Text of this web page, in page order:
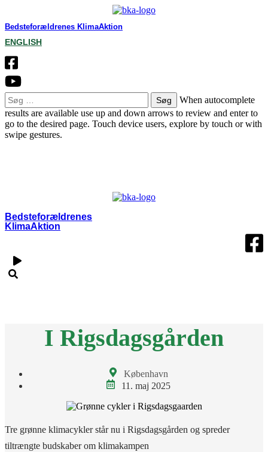
Bedsteforældrenes KlimaAktion
ENGLISH
Søg
efter:
When autocomplete
results are available use up and down arrows to review and enter to
go to the desired page. Touch device users, explore by touch or with
swipe gestures.
Bedsteforældrenes
KlimaAktion​
I Rigsdagsgården
København
11. maj 2025
Tre grønne klimacykler står nu i Rigsdagsgården og spreder
tiltrængte budskaber om klimakampen